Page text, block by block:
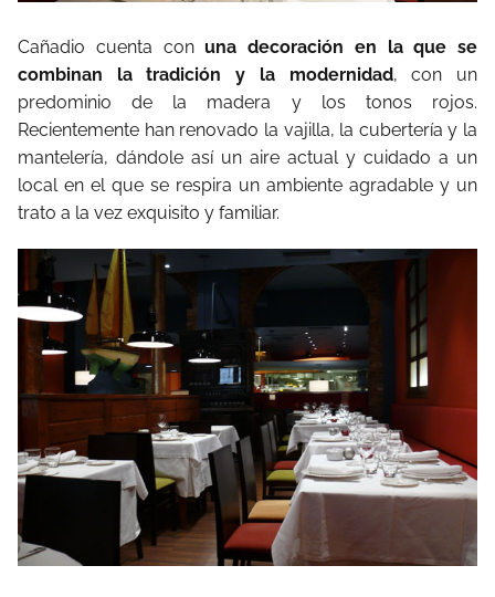
Cañadio cuenta conuna decoración en la que se
combinan la tradición y la modernidad, con un
predominio de la madera y los tonos rojos.
Recientemente han renovado la vajilla, la cubertería y la
mantelería, dándole así un aire actual y cuidado a un
local en el que se respira un ambiente agradable y un
trato a la vez exquisito y familiar.